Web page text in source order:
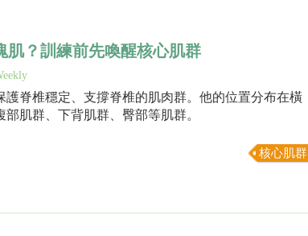
肌？訓練前先喚醒核心肌群
脊椎穩定、支撐脊椎的肌肉群。他的位置分布在橫
肌群、下背肌群、臀部等肌群。
核心肌群